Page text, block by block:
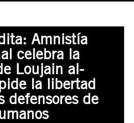
Y JÓVENES
Amnistía
celebra la
Loujain al-
la libertad
defensores de